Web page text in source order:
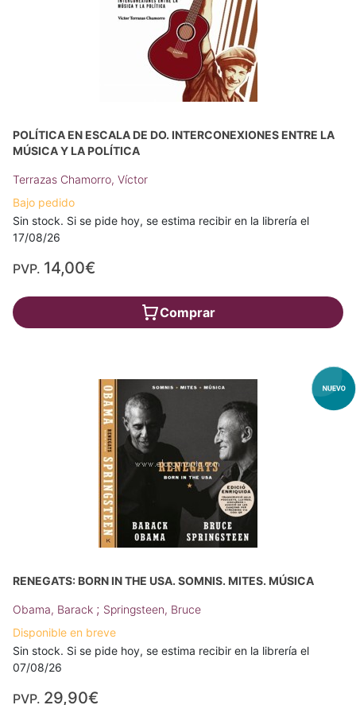
POLÍTICA EN ESCALA DE DO. INTERCONEXIONES ENTRE LA
MÚSICA Y LA POLÍTICA
Terrazas Chamorro, Víctor
Bajo pedido
Sin stock. Si se pide hoy, se estima recibir en la librería el
17/08/26
PVP. 14,00€
Comprar
RENEGATS: BORN IN THE USA. SOMNIS. MITES. MÚSICA
Obama, Barack ; Springsteen, Bruce
Disponible en breve
Sin stock. Si se pide hoy, se estima recibir en la librería el
07/08/26
PVP. 29,90€